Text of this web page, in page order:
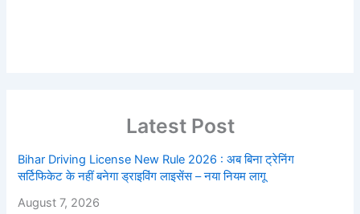
Latest Post
Bihar Driving License New Rule 2026 : अब बिना ट्रेनिंग
सर्टिफिकेट के नहीं बनेगा ड्राइविंग लाइसेंस – नया नियम लागू
August 7, 2026